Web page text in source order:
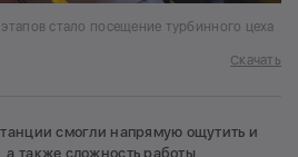
стало посещение турбинного цеха
Скачать
смогли напрямую ощутить и
также сложность работы